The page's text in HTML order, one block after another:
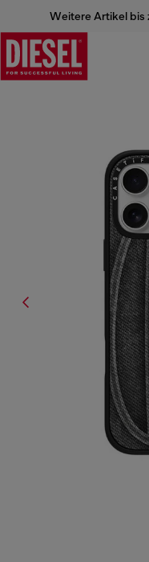
Weitere Artikel bis